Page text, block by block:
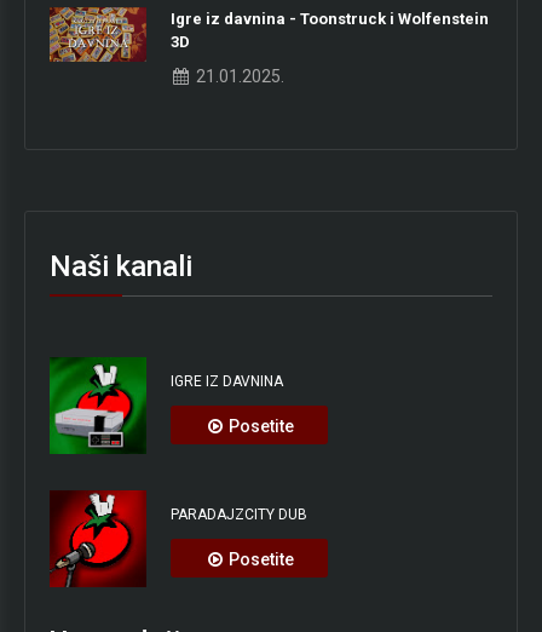
Igre iz davnina - Toonstruck i Wolfenstein
3D
21.01.2025.
Naši kanali
IGRE IZ DAVNINA
Posetite
PARADAJZCITY DUB
Posetite